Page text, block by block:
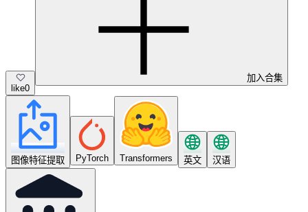
like0
加入合集
图像特征提取 PyTorch Transformers 英文 汉语